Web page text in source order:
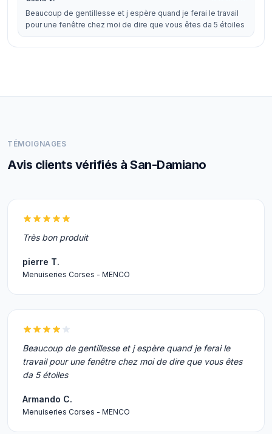
Beaucoup de gentillesse et j espère quand je ferai le travail
pour une fenêtre chez moi de dire que vous êtes da 5 étoiles
TÉMOIGNAGES
Avis clients vérifiés à San-Damiano
Très bon produit
pierre T.
Menuiseries Corses - MENCO
Beaucoup de gentillesse et j espère quand je ferai le
travail pour une fenêtre chez moi de dire que vous êtes
da 5 étoiles
Armando C.
Menuiseries Corses - MENCO